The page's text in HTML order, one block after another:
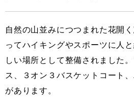
自然の山並みにつつまれた花開
ってハイキングやスポーツに人
しい場所として整備されました
ス、３オン３バスケットコート
があります。